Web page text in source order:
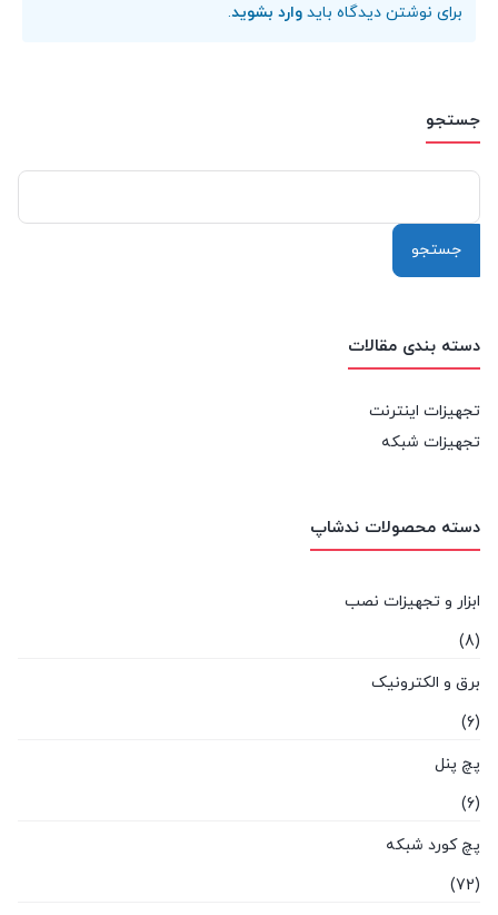
جستجو
برای:
دسته بندی مقالات
تجهیزات اینترنت
تجهیزات شبکه
دسته محصولات ندشاپ
ابزار و تجهیزات نصب
(8)
برق و الکترونیک
(6)
پچ پنل
(6)
پچ کورد شبکه
(72)
برای نوشتن دیدگاه باید وارد بشوید.